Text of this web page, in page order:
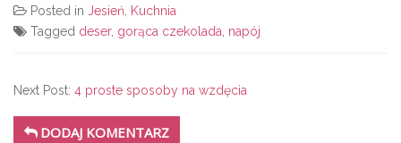
Posted in Jesień, Kuchnia
Tagged deser, gorąca czekolada, napój
Next Post: 4 proste sposoby na wzdęcia
DODAJ KOMENTARZ